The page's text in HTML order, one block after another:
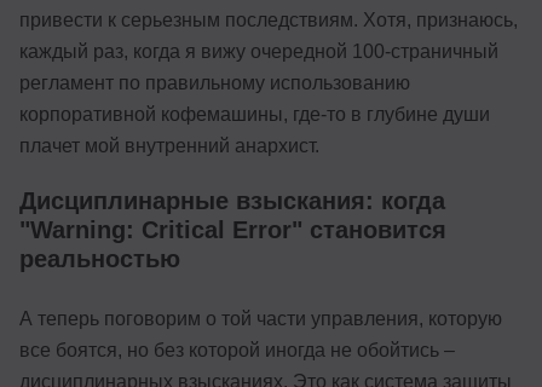
привести к серьезным последствиям. Хотя, признаюсь,
каждый раз, когда я вижу очередной 100-страничный
регламент по правильному использованию
корпоративной кофемашины, где-то в глубине души
плачет мой внутренний анархист.
Дисциплинарные взыскания: когда
"Warning: Critical Error" становится
реальностью
А теперь поговорим о той части управления, которую
все боятся, но без которой иногда не обойтись –
дисциплинарных взысканиях. Это как система защиты